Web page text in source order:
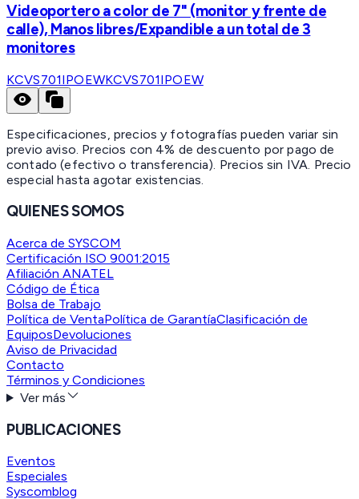
Videoportero a color de 7" (monitor y frente de
calle), Manos libres/Expandible a un total de 3
monitores
KCVS701IPOEWKCVS701IPOEW
Especificaciones, precios y fotografías pueden variar sin
previo aviso. Precios con 4% de descuento por pago de
contado (efectivo o transferencia). Precios sin IVA. Precio
especial hasta agotar existencias.
QUIENES SOMOS
Acerca de SYSCOM
Certificación ISO 9001:2015
Afiliación ANATEL
Código de Ética
Bolsa de Trabajo
Política de VentaPolítica de GarantíaClasificación de
EquiposDevoluciones
Aviso de Privacidad
Contacto
Términos y Condiciones
Ver más
PUBLICACIONES
Eventos
Especiales
Syscomblog